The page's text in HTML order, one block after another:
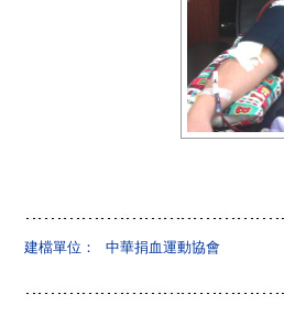
建檔單位： 中華捐血運動協會